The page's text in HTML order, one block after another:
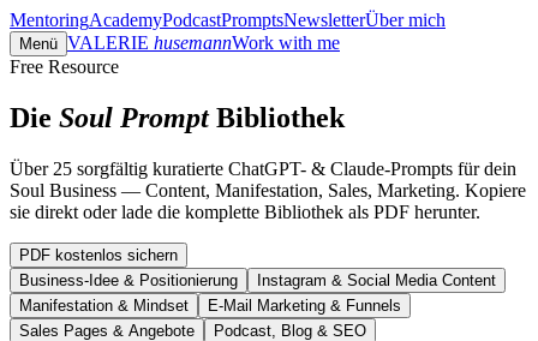
MentoringAcademyPodcastPromptsNewsletterÜber mich
Menü VALERIE husemannWork with me
Free Resource
Die Soul PromptBibliothek
Über 25 sorgfältig kuratierte ChatGPT- & Claude-Prompts für dein
Soul Business — Content, Manifestation, Sales, Marketing. Kopiere
sie direkt oder lade die komplette Bibliothek als PDF herunter.
PDF kostenlos sichern
Business-Idee & Positionierung
Instagram & Social Media Content
Manifestation & Mindset
E-Mail Marketing & Funnels
Sales Pages & Angebote
Podcast, Blog & SEO